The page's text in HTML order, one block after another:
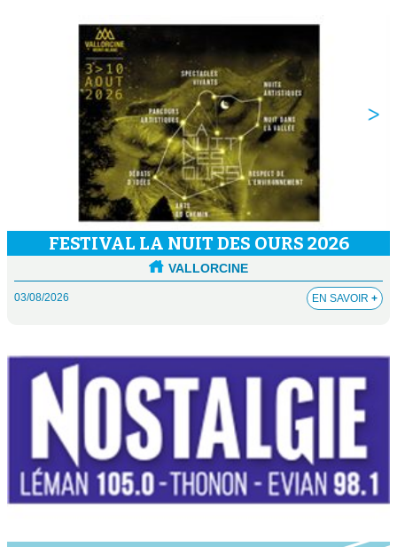
FESTIVAL LA NUIT DES OURS 2026
VALLORCINE
03/08/2026 EN SAVOIR +